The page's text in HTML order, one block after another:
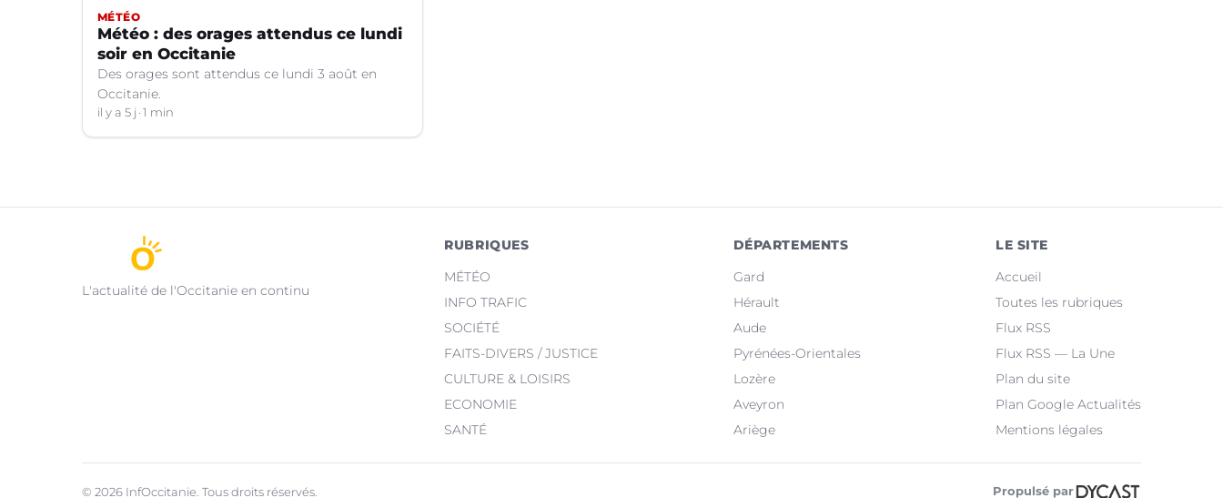
MÉTÉO
Météo : des orages attendus ce lundi
soir en Occitanie
Des orages sont attendus ce lundi 3 août en
Occitanie.
il y a 5 j 1 min
L'actualité de l'Occitanie en continu
RUBRIQUES
MÉTÉO
INFO TRAFIC
SOCIÉTÉ
FAITS-DIVERS / JUSTICE
CULTURE & LOISIRS
ECONOMIE
SANTÉ
DÉPARTEMENTS
Gard
Hérault
Aude
Pyrénées-Orientales
Lozère
Aveyron
Ariège
LE SITE
Accueil
Toutes les rubriques
Flux RSS
Flux RSS — La Une
Plan du site
Plan Google Actualités
Mentions légales
© 2026 InfOccitanie. Tous droits réservés. Propulsé par